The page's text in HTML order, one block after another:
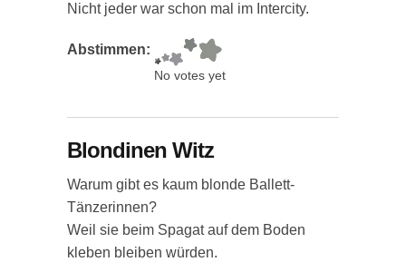
Nicht jeder war schon mal im Intercity.
Abstimmen:
No votes yet
Blondinen Witz
Warum gibt es kaum blonde Ballett-
Tänzerinnen?
Weil sie beim Spagat auf dem Boden
kleben bleiben würden.